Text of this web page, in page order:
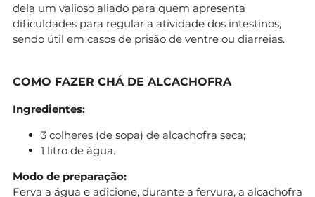
dela um valioso aliado para quem apresenta
dificuldades para regular a atividade dos intestinos,
sendo útil em casos de prisão de ventre ou diarreias.
COMO FAZER CHÁ DE ALCACHOFRA
Ingredientes:
3 colheres (de sopa) de alcachofra seca;
1 litro de água.
Modo de preparação:
Ferva a água e adicione, durante a fervura, a alcachofra